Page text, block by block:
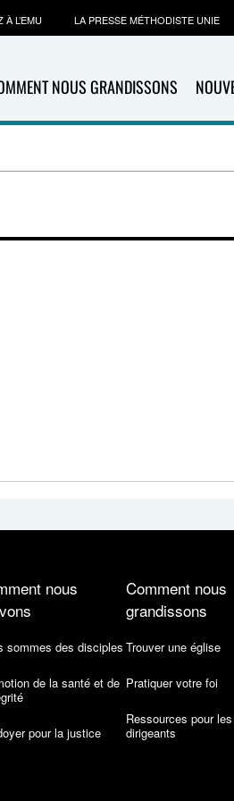
NOUS GRANDISSONS
L’EMU LA PRESSE MÉTHODISTE UNIE
nous
sommes des disciples
de la santé et de
pour la justice
Comment nous
grandissons
Trouver une église
Pratiquer votre foi
Ressources pour les
dirigeants